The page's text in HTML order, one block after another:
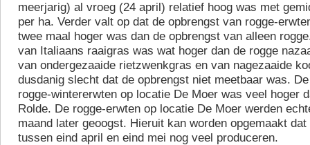
meerjarig) al vroeg (24 april) relatief hoog was met
per ha. Verder valt op dat de opbrengst van rogge-
twee maal hoger was dan de opbrengst van alleen
van Italiaans raaigras was wat hoger dan de rogge
van ondergezaaide rietzwenkgras en van nagezaaide
dusdanig slecht dat de opbrengst niet meetbaar was.
rogge-wintererwten op locatie De Moer was veel hoger
Rolde. De rogge-erwten op locatie De Moer werden
maand later geoogst. Hieruit kan worden opgemaakt
tussen eind april en eind mei nog veel produceren.